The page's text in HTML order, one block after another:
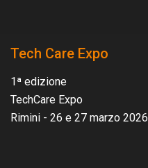
Tech Care Expo
1ª edizione
TechCare Expo
Rimini - 26 e 27 marzo 2026